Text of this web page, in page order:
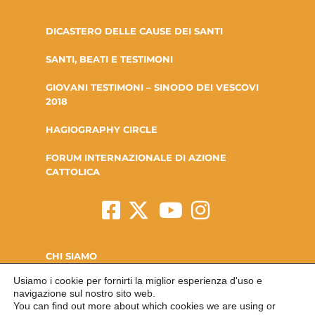
DICASTERO DELLE CAUSE DEI SANTI
SANTI, BEATI E TESTIMONI
GIOVANI TESTIMONI – SINODO DEI VESCOVI
2018
HAGIOGRAPHY CIRCLE
FORUM INTERNAZIONALE DI AZIONE
CATTOLICA
CHI SIAMO
LA FONDAZIONE
CONTATTI
Usiamo i cookie per fornirti la miglior esperienza d'uso e
navigazione sul nostro sito web.
You can find out more about which cookies we are using or